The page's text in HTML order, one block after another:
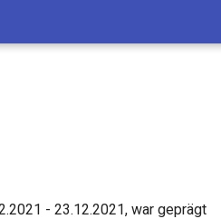
- 23.12.2021, war geprägt